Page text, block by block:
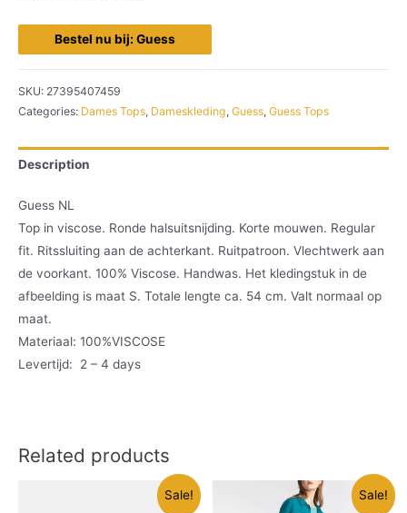
Bestel nu bij: Guess
SKU: 27395407459
Categories: Dames Tops, Dameskleding, Guess, Guess Tops
Description
Guess NL
Top in viscose. Ronde halsuitsnijding. Korte mouwen. Regular
fit. Ritssluiting aan de achterkant. Ruitpatroon. Vlechtwerk aan
de voorkant. 100% Viscose. Handwas. Het kledingstuk in de
afbeelding is maat S. Totale lengte ca. 54 cm. Valt normaal op
maat.
Materiaal: 100%VISCOSE
Levertijd: 2 – 4 days
Related products
Sale! Sale!